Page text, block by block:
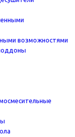
возможностями